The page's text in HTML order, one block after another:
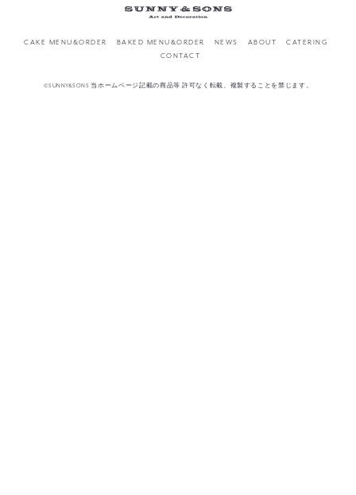
CAKE MENU&ORDER BAKED MENU&ORDER NEWS ABOUT
CATERING
CONTACT
©SUNNY&SONS 当ホームページ記載の商品等 許可なく転載、複製することを禁じます。